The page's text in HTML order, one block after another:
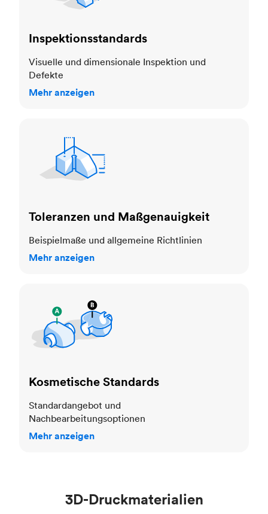
Inspektionsstandards
Visuelle und dimensionale Inspektion und
Defekte
Mehr anzeigen
Toleranzen und Maßgenauigkeit
Beispielmaße und allgemeine Richtlinien
Mehr anzeigen
Kosmetische Standards
Standardangebot und
Nachbearbeitungsoptionen
Mehr anzeigen
3D-Druckmaterialien